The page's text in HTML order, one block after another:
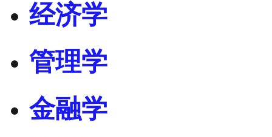
经济学
管理学
金融学